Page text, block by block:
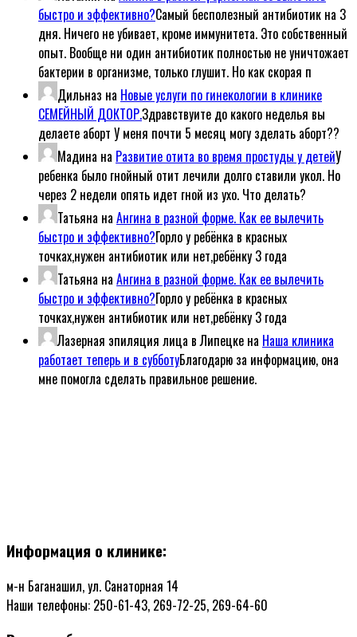
быстро и эффективно?Самый бесполезный антибиотик на 3
дня. Ничего не убивает, кроме иммунитета. Это собственный
опыт. Вообще ни один антибиотик полностью не уничтожает
бактерии в организме, только глушит. Но как скорая п
Дильназ на Новые услуги по гинекологии в клинике
СЕМЕЙНЫЙ ДОКТОР.Здравствуите до какого неделья вы
делаете аборт У меня почти 5 месяц могу зделать аборт??
Мадина на Развитие отита во время простуды у детейУ
ребенка было гнойный отит лечили долго ставили укол. Но
через 2 недели опять идет гной из ухо. Что делать?
Татьяна на Ангина в разной форме. Как ее вылечить
быстро и эффективно?Горло у ребёнка в красных
точках,нужен антибиотик или нет,ребёнку 3 года
Татьяна на Ангина в разной форме. Как ее вылечить
быстро и эффективно?Горло у ребёнка в красных
точках,нужен антибиотик или нет,ребёнку 3 года
Лазерная эпиляция лица в Липецке на Наша клиника
работает теперь и в субботуБлагодарю за информацию, она
мне помогла сделать правильное решение.
Информация о клинике:
м-н Баганашил, ул. Санаторная 14
Наши телефоны: 250-61-43, 269-72-25, 269-64-60